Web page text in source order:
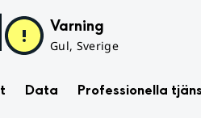
Varning
Gul, Sverige
Data Professionella